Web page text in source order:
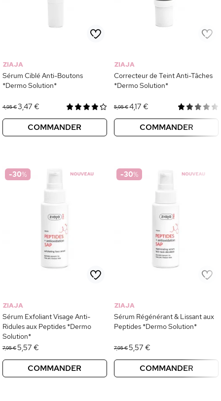
ZIAJA
Sérum Ciblé Anti-Boutons
*Dermo Solution*
4,95 €3,47 €
COMMANDER
ZIAJA
Correcteur de Teint Anti-Tâches
*Dermo Solution*
5,95 €4,17 €
COMMANDER
-30%
ZIAJA
Sérum Exfoliant Visage Anti-
Ridules aux Peptides *Dermo
Solution*
7,95 €5,57 €
COMMANDER
-30%
ZIAJA
Sérum Régénérant & Lissant aux
Peptides *Dermo Solution*
7,95 €5,57 €
COMMANDER